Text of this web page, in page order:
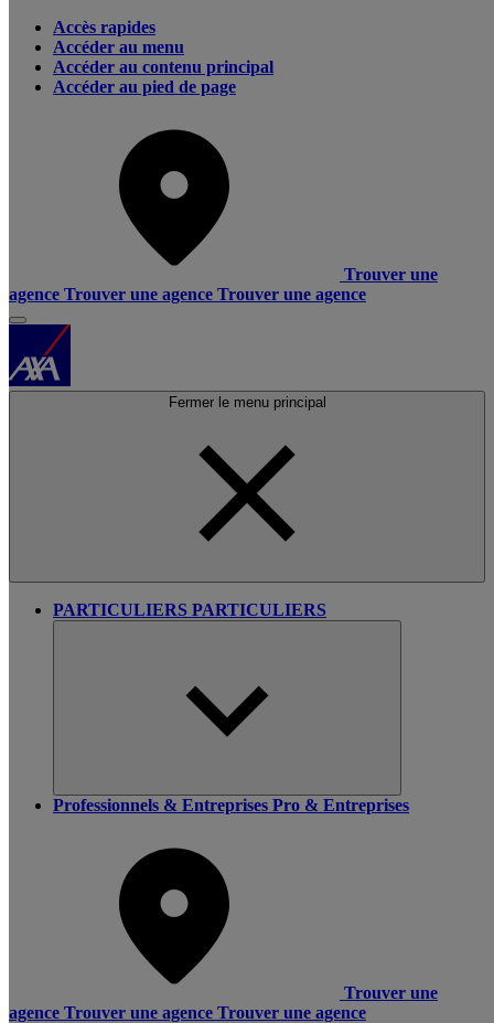
Accès rapides
Accéder au menu
Accéder au contenu principal
Accéder au pied de page
Trouver une
agence Trouver une agence Trouver une agence
Fermer le menu principal
PARTICULIERS PARTICULIERS
Professionnels & Entreprises Pro & Entreprises
Trouver une
agence Trouver une agence Trouver une agence